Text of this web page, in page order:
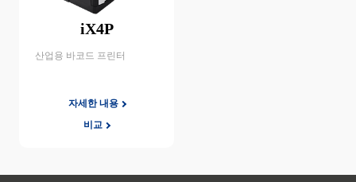
iX4P
산업용 바코드 프린터
자세한 내용
비교